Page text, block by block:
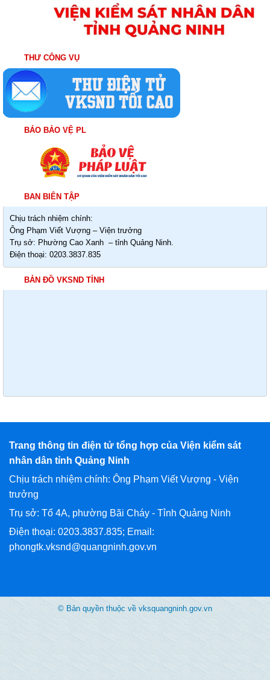
THƯ CÔNG VỤ
BÁO BẢO VỆ PL
BAN BIÊN TẬP
Chịu trách nhiệm chính:
Ông Phạm Viết Vượng – Viện trưởng
Trụ sở: Phường Cao Xanh – tỉnh Quảng Ninh.
Điện thoại: 0203.3837.835
BẢN ĐỒ VKSND TỈNH
Trang thông tin điện tử tổng hợp của Viện kiểm sát
nhân dân tỉnh Quảng Ninh
Chịu trách nhiệm chính: Ông Phạm Viết Vượng - Viện
trưởng
Trụ sở: Tổ 4A, phường Bãi Cháy - Tỉnh Quảng Ninh
Điện thoại: 0203.3837.835; Email:
phongtk.vksnd@quangninh.gov.vn
© Bản quyền thuộc về vksquangninh.gov.vn